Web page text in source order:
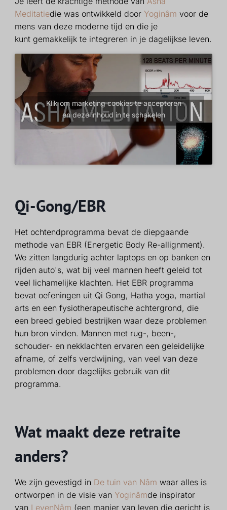
Meditatiedie was ontwikkeld door Yoginâm voor de
mens van deze moderne tijd en die je
kunt gemakkelijk te integreren in je dagelijkse leven.
Klik om marketing cookies te accepteren
en deze inhoud in te schakelen
Qi-Gong/EBR
Het ochtendprogramma bevat de diepgaande
methode van EBR (Energetic Body Re-allignment).
We zitten langdurig achter laptops en op banken en
rijden auto's, wat bij veel mannen heeft geleid tot
veel lichamelijke klachten. Het EBR programma
bevat oefeningen uit Qi Gong, Hatha yoga, martial
arts en een fysiotherapeutische achtergrond, die
een breed gebied bestrijken waar deze problemen
hun bron vinden. Mannen met rug-, been-,
schouder- en nekklachten ervaren een geleidelijke
afname, of zelfs verdwijning, van veel van deze
problemen door dagelijks gebruik van dit
programma.
Wat maakt deze retraite
anders?
We zijn gevestigd in De tuin van Nâm waar alles is
ontworpen in de visie van Yoginâmde inspirator
van LevenNâm (een manier van leven die gericht is